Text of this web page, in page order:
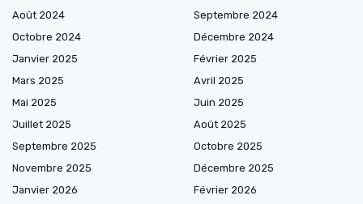
Août 2024
Septembre 2024
Octobre 2024
Décembre 2024
Janvier 2025
Février 2025
Mars 2025
Avril 2025
Mai 2025
Juin 2025
Juillet 2025
Août 2025
Septembre 2025
Octobre 2025
Novembre 2025
Décembre 2025
Janvier 2026
Février 2026